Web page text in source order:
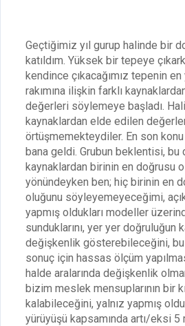
Geçtiğimiz yıl gurup halinde bir
katıldım. Yüksek bir tepeye
kendince çıkacağımız tepenin en
rakımına ilişkin farklı
değerleri söylemeye başladı.
kaynaklardan elde edilen
örtüşmemekteydiler. En son
bana geldi. Grubun beklentisi, bu
kaynaklardan birinin en doğrusu
yönündeyken ben; hiç birinin en
oluğunu söyleyemeyeceğimi,
yapmış oldukları modeller
sunduklarını, yer yer doğruluğun
değişkenlik gösterebileceğini,
sonuç için hassas ölçüm
halde aralarında değişkenlik
bizim meslek mensuplarının bir
kalabileceğini, yalnız yapmış
yürüyüşü kapsamında artı/eksi